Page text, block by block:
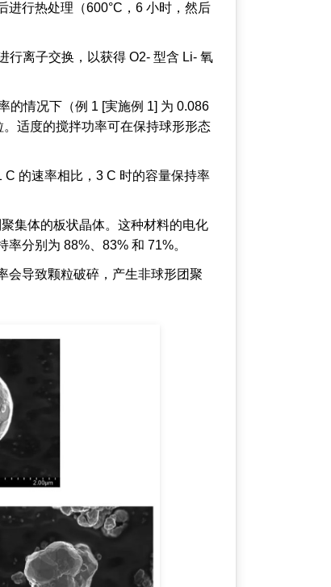
进行热处理（600°C，6 小时，然后
行离子交换，以获得 O2- 型含 Li- 氧
的情况下（例 1 [実施例 1] 为 0.086
适度的搅拌功率可在保持球形形态
的速率相比，3 C 时的容量保持率
集体的板状晶体。这种材料的电化
分别为 88%、83% 和 71%。
会导致颗粒破碎，产生非球形团聚